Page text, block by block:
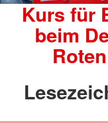
Kurs für
beim